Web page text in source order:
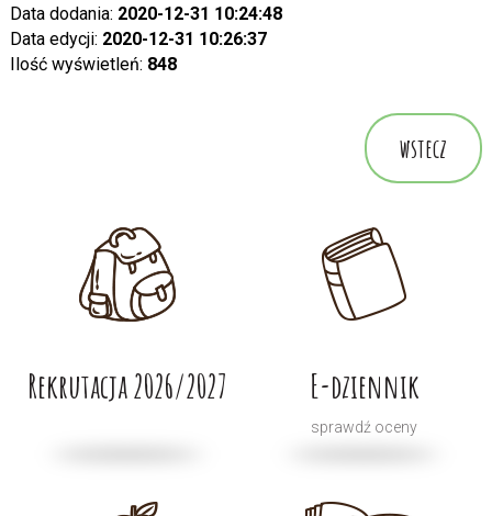
Data dodania: 2020-12-31 10:24:48
Data edycji: 2020-12-31 10:26:37
Ilość wyświetleń: 848
wstecz
Rekrutacja 2026/2027 E-dziennik
sprawdź oceny